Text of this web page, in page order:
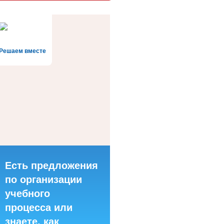
вместе
Есть предложения
по организации
учебного
процесса или
знаете, как